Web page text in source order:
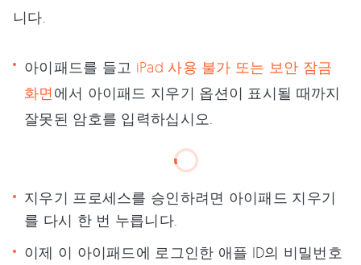
니다.
아이패드를 들고 iPad 사용 불가 또는 보안 잠금
화면에서 아이패드 지우기 옵션이 표시될 때까지
잘못된 암호를 입력하십시오.
지우기 프로세스를 승인하려면 아이패드 지우기
를 다시 한 번 누릅니다.
이제 이 아이패드에 로그인한 애플 ID의 비밀번호